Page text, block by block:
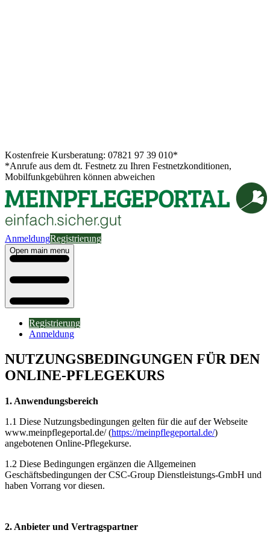
Kostenfreie Kursberatung: 07821 97 39 010*
*Anrufe aus dem dt. Festnetz zu Ihren Festnetzkonditionen,
Mobilfunkgebühren können abweichen
AnmeldungRegistrierung
Open main menu
Registrierung
Anmeldung
NUTZUNGSBEDINGUNGEN FÜR DEN
ONLINE-PFLEGEKURS
1. Anwendungsbereich
1.1 Diese Nutzungsbedingungen gelten für die auf der Webseite
www.meinpflegeportal.de/ (https://meinpflegeportal.de/)
angebotenen Online-Pflegekurse.
1.2 Diese Bedingungen ergänzen die Allgemeinen
Geschäftsbedingungen der CSC-Group Dienstleistungs-GmbH und
haben Vorrang vor diesen.
2. Anbieter und Vertragspartner